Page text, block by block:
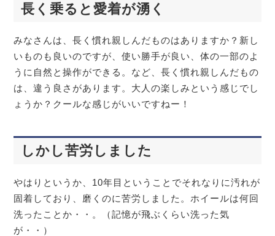
長く乗ると愛着が湧く
みなさんは、長く慣れ親しんだものはありますか？新し
いものも良いのですが、使い勝手が良い、体の一部のよ
うに自然と操作ができる。など、長く慣れ親しんだもの
は、違う良さがあります。大人の楽しみという感じでし
ょうか？クールな感じがいいですねー！
しかし苦労しました
やはりというか、10年目ということでそれなりに汚れが
固着しており、磨くのに苦労しました。ホイールは何回
洗ったことか・・。（記憶が飛ぶくらい洗った気
が・・）